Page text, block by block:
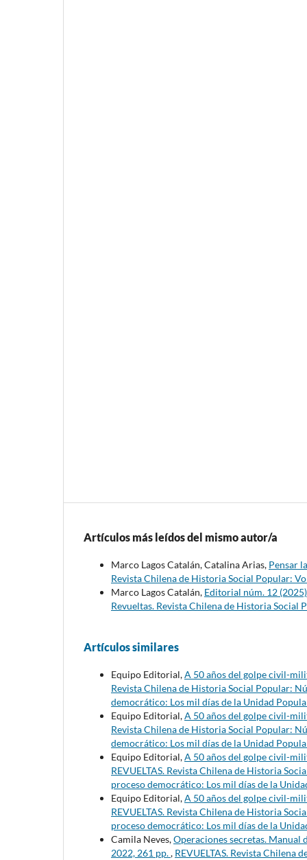
Artículos más leídos del mismo autor/a
Marco Lagos Catalán, Catalina Arias, Pensar
Revista Chilena de Historia Social Popular:
Marco Lagos Catalán, Editorial núm. 12
Revueltas. Revista Chilena de Historia Social
Artículos similares
Equipo Editorial,A 50 años del golpe civil-
Revista Chilena de Historia Social Popular:
democrático: Los mil días de la Unidad
Equipo Editorial,A 50 años del golpe civil-
Revista Chilena de Historia Social Popular:
democrático: Los mil días de la Unidad
Equipo Editorial,A 50 años del golpe civil-
REVUELTAS. Revista Chilena de Historia
proceso democrático: Los mil días de la
Equipo Editorial,A 50 años del golpe civil-
REVUELTAS. Revista Chilena de Historia
proceso democrático: Los mil días de la
Camila Neves,Operaciones secretas. Manual
2022, 261 pp., REVUELTAS. Revista Chilena